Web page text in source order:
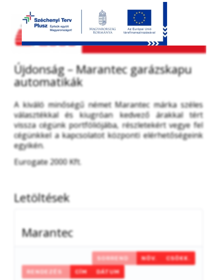
Újdonság – Marantec garázskapu
automatikák
A kiváló minőségű német Marantec márka széles
választékkal és kiugróan kedvező árakkal tért
vissza cégünk portfóliójába, részletekért vegye fel
cégünkkel a kapcsolatot központi elérhetőségeink
egyikén.
Eurogate 2000 Kft.
Letöltések
Marantec
SORREND NÖV.
CSÖKK.
RENDEZÉS
CÍM DÁTUM